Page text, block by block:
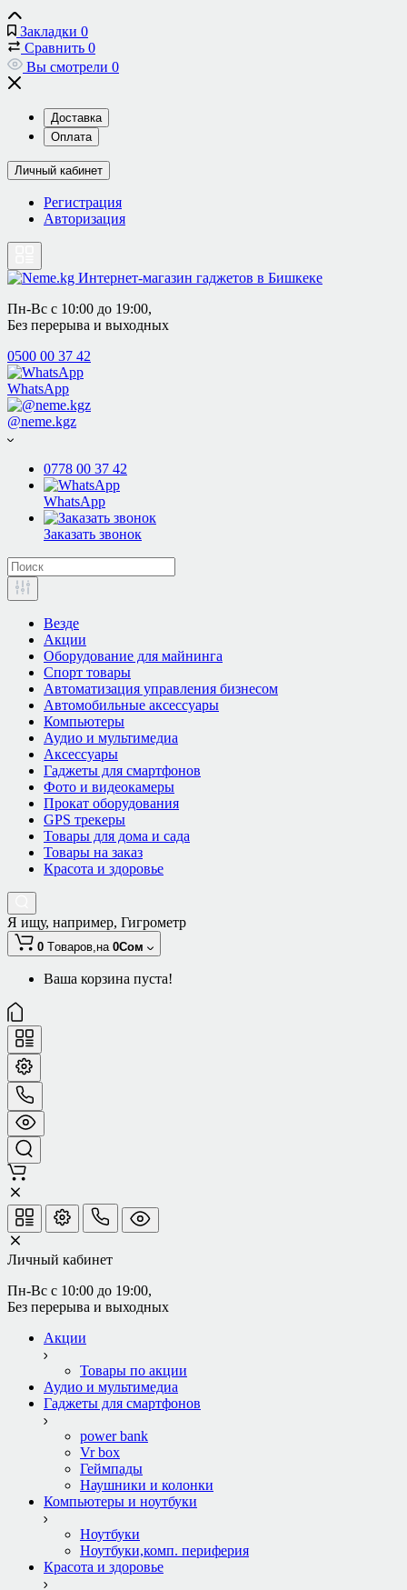
Закладки 0
Сравнить 0
Вы смотрели 0
Доставка
Оплата
Личный кабинет
Регистрация
Авторизация
Пн-Вс с 10:00 до 19:00,
Без перерыва и выходных
0500 00 37 42
WhatsApp
@neme.kgz
0778 00 37 42
WhatsApp
Заказать звонок
Везде
Акции
Оборудование для майнинга
Спорт товары
Автоматизация управления бизнесом
Автомобильные аксессуары
Компьютеры
Аудио и мультимедиа
Аксессуары
Гаджеты для смартфонов
Фото и видеокамеры
Прокат оборудования
GPS трекеры
Товары для дома и сада
Товары на заказ
Красота и здоровье
Я ищу, например, Гигрометр
0 Tоваров,на 0Сом
Ваша корзина пуста!
Личный кабинет
Пн-Вс с 10:00 до 19:00,
Без перерыва и выходных
Акции
Товары по акции
Аудио и мультимедиа
Гаджеты для смартфонов
power bank
Vr box
Геймпады
Наушники и колонки
Компьютеры и ноутбуки
Ноутбуки
Ноутбуки,комп. периферия
Красота и здоровье